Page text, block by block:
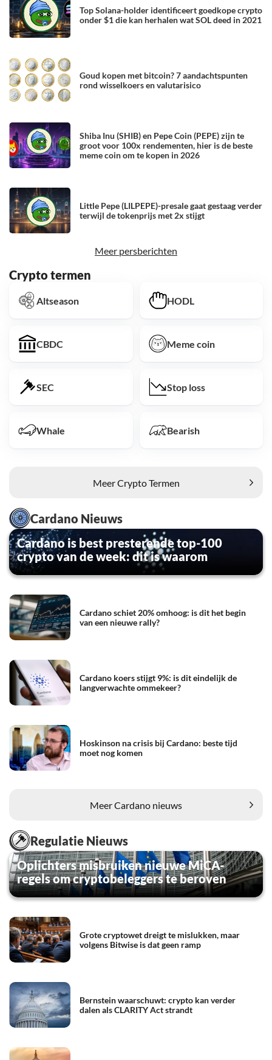
Top Solana-holder identificeert goedkope crypto
onder $1 die kan herhalen wat SOL deed in 2021
Goud kopen met bitcoin? 7 aandachtspunten
rond wisselkoers en valutarisico
Shiba Inu (SHIB) en Pepe Coin (PEPE) zijn te
groot voor 100x rendementen, hier is de beste
meme coin om te kopen in 2026
Little Pepe (LILPEPE)-presale gaat gestaag verder
terwijl de tokenprijs met 2x stijgt
Meer persberichten
Crypto termen
Altseason HODL
CBDC Meme coin
SEC Stop loss
Whale Bearish
Meer Crypto Termen
Cardano Nieuws
Cardano is best presterende top-100
crypto van de week: dit is waarom
Cardano schiet 20% omhoog: is dit het begin
van een nieuwe rally?
Cardano koers stijgt 9%: is dit eindelijk de
langverwachte ommekeer?
Hoskinson na crisis bij Cardano: beste tijd
moet nog komen
Meer Cardano nieuws
Regulatie Nieuws
Oplichters misbruiken nieuwe MiCA-
regels om cryptobeleggers te beroven
Grote cryptowet dreigt te mislukken, maar
volgens Bitwise is dat geen ramp
Bernstein waarschuwt: crypto kan verder
dalen als CLARITY Act strandt